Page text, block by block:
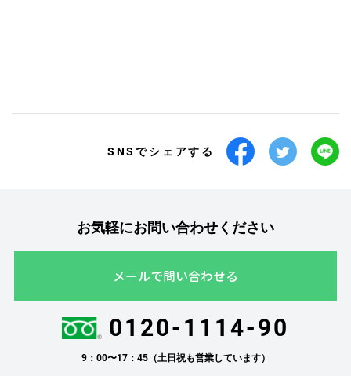
SNSでシェアする
お気軽にお問い合わせください
メールで問い合わせる
0120-1114-90
9：00〜17：45（土日祝も営業しています）